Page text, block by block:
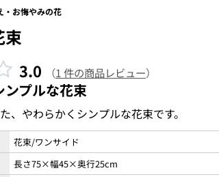
・お悔やみの花
束
3.0 （1 件の商品レビュー）
プルな花束
、やわらかくシンプルな花束です。
花束/ワンサイド
長さ75×幅45×奥行25cm